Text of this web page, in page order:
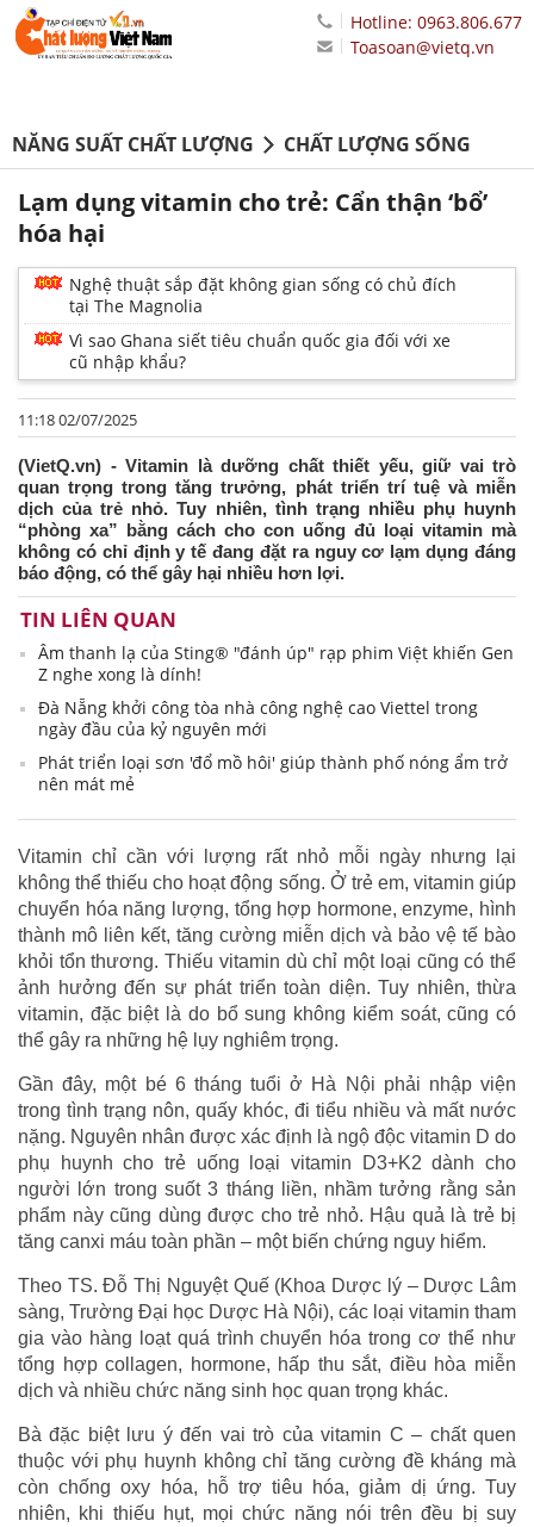
Hotline: 0963.806.677
Toasoan@vietq.vn
NĂNG SUẤT CHẤT LƯỢNG CHẤT LƯỢNG SỐNG
Lạm dụng vitamin cho trẻ: Cẩn thận ‘bổ’
hóa hại
Nghệ thuật sắp đặt không gian sống có chủ đích
tại The Magnolia
Vì sao Ghana siết tiêu chuẩn quốc gia đối với xe
cũ nhập khẩu?
11:18 02/07/2025
(VietQ.vn) - Vitamin là dưỡng chất thiết yếu, giữ vai trò
quan trọng trong tăng trưởng, phát triển trí tuệ và miễn
dịch của trẻ nhỏ. Tuy nhiên, tình trạng nhiều phụ huynh
“phòng xa” bằng cách cho con uống đủ loại vitamin mà
không có chỉ định y tế đang đặt ra nguy cơ lạm dụng đáng
báo động, có thể gây hại nhiều hơn lợi.
TIN LIÊN QUAN
Âm thanh lạ của Sting® "đánh úp" rạp phim Việt khiến Gen
Z nghe xong là dính!
Đà Nẵng khởi công tòa nhà công nghệ cao Viettel trong
ngày đầu của kỷ nguyên mới
Phát triển loại sơn 'đổ mồ hôi' giúp thành phố nóng ẩm trở
nên mát mẻ
Vitamin chỉ cần với lượng rất nhỏ mỗi ngày nhưng lại
không thể thiếu cho hoạt động sống. Ở trẻ em, vitamin giúp
chuyển hóa năng lượng, tổng hợp hormone, enzyme, hình
thành mô liên kết, tăng cường miễn dịch và bảo vệ tế bào
khỏi tổn thương. Thiếu vitamin dù chỉ một loại cũng có thể
ảnh hưởng đến sự phát triển toàn diện. Tuy nhiên, thừa
vitamin, đặc biệt là do bổ sung không kiểm soát, cũng có
thể gây ra những hệ lụy nghiêm trọng.
Gần đây, một bé 6 tháng tuổi ở Hà Nội phải nhập viện
trong tình trạng nôn, quấy khóc, đi tiểu nhiều và mất nước
nặng. Nguyên nhân được xác định là ngộ độc vitamin D do
phụ huynh cho trẻ uống loại vitamin D3+K2 dành cho
người lớn trong suốt 3 tháng liền, nhầm tưởng rằng sản
phẩm này cũng dùng được cho trẻ nhỏ. Hậu quả là trẻ bị
tăng canxi máu toàn phần – một biến chứng nguy hiểm.
Theo TS. Đỗ Thị Nguyệt Quế (Khoa Dược lý – Dược Lâm
sàng, Trường Đại học Dược Hà Nội), các loại vitamin tham
gia vào hàng loạt quá trình chuyển hóa trong cơ thể như
tổng hợp collagen, hormone, hấp thu sắt, điều hòa miễn
dịch và nhiều chức năng sinh học quan trọng khác.
Bà đặc biệt lưu ý đến vai trò của vitamin C – chất quen
thuộc với phụ huynh không chỉ tăng cường đề kháng mà
còn chống oxy hóa, hỗ trợ tiêu hóa, giảm dị ứng. Tuy
nhiên, khi thiếu hụt, mọi chức năng nói trên đều bị suy